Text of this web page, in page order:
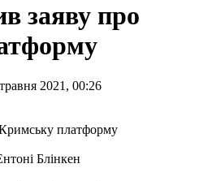
заяву про
2021, 00:26
Блінкен